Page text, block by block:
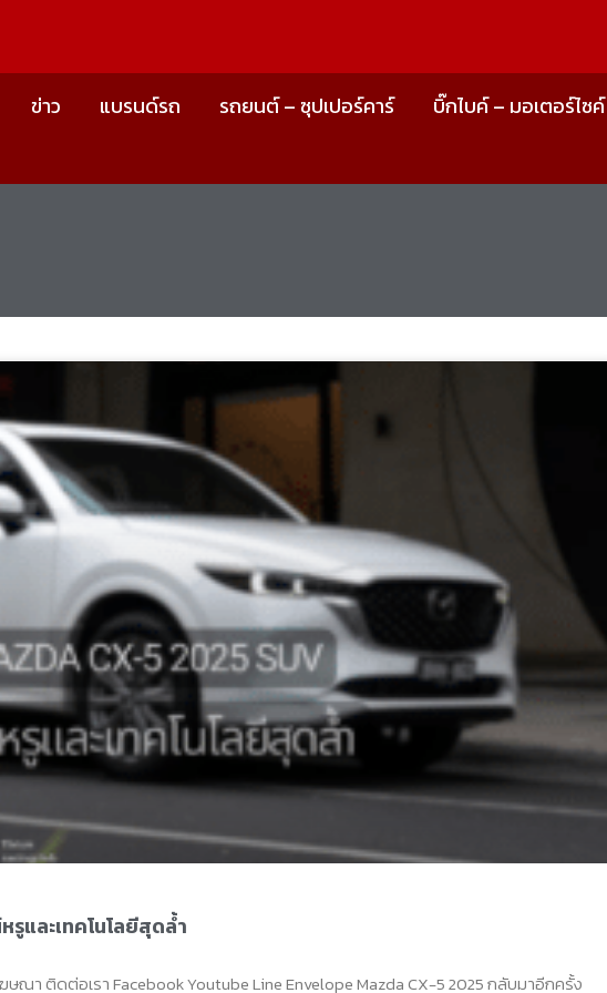
ข่าว แบรนด์รถ รถยนต์ – ซุปเปอร์คาร์ บิ๊กไบค์ – มอเตอร์ไซค์
และเทคโนโลยีสุดล้ำ
ณา ติดต่อเรา Facebook Youtube Line Envelope Mazda CX-5 2025 กลับมาอีกครั้ง